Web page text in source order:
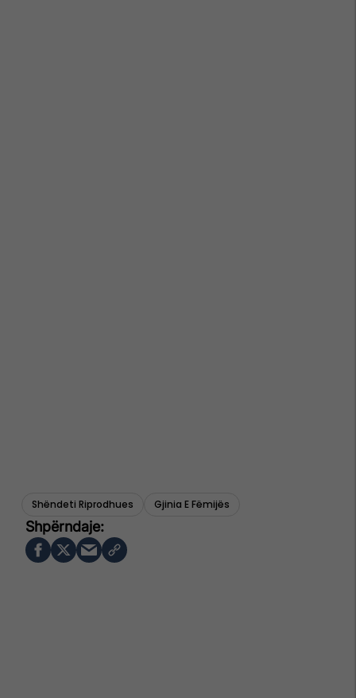
Shëndeti Riprodhues Gjinia E Fëmijës